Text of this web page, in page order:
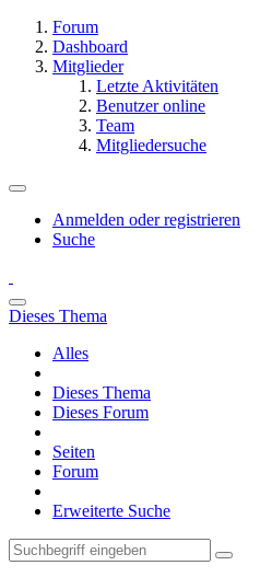
Forum
Dashboard
Mitglieder
Letzte Aktivitäten
Benutzer online
Team
Mitgliedersuche
Anmelden oder registrieren
Suche
Dieses Thema
Alles
Dieses Thema
Dieses Forum
Seiten
Forum
Erweiterte Suche